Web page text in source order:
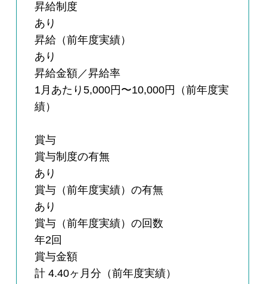
昇給制度
あり
昇給（前年度実績）
あり
昇給金額／昇給率
1月あたり5,000円〜10,000円（前年度実
績）
賞与
賞与制度の有無
あり
賞与（前年度実績）の有無
あり
賞与（前年度実績）の回数
年2回
賞与金額
計 4.40ヶ月分（前年度実績）